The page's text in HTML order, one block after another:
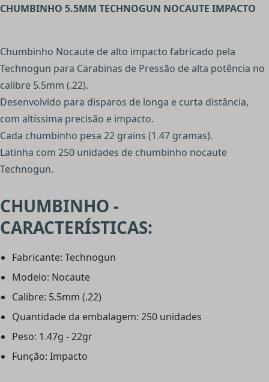
CHUMBINHO 5.5MM TECHNOGUN NOCAUTE IMPACTO
Chumbinho Nocaute de alto impacto fabricado pela
Technogun para Carabinas de Pressão de alta potência no
calibre 5.5mm (.22).
Desenvolvido para disparos de longa e curta distância,
com altíssima precisão e impacto.
Cada chumbinho pesa 22 grains (1.47 gramas).
Latinha com 250 unidades de chumbinho nocaute
Technogun.
CHUMBINHO -
CARACTERÍSTICAS:
Fabricante: Technogun
Modelo: Nocaute
Calibre: 5.5mm (.22)
Quantidade da embalagem: 250 unidades
Peso: 1.47g - 22gr
Função: Impacto